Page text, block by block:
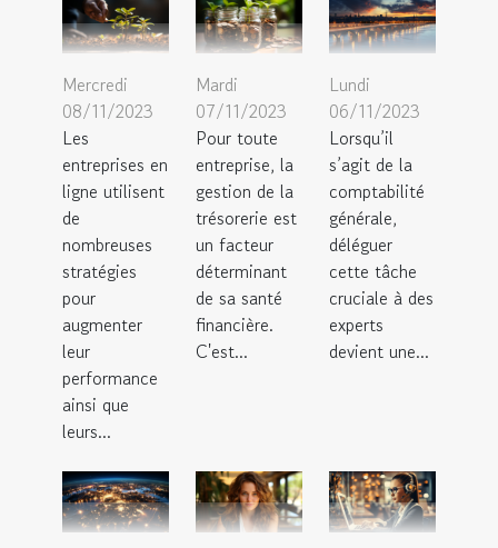
Mercredi
08/11/2023
Les
entreprises en
ligne utilisent
de
nombreuses
stratégies
pour
augmenter
leur
performance
ainsi que
leurs...
Mardi
07/11/2023
Pour toute
entreprise, la
gestion de la
trésorerie est
un facteur
déterminant
de sa santé
financière.
C'est...
Lundi
06/11/2023
Lorsqu’il
s’agit de la
comptabilité
générale,
déléguer
cette tâche
cruciale à des
experts
devient une...